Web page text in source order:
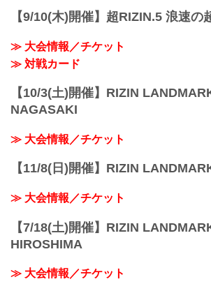
【9/10(木)開催】超RIZIN.5 浪速の
≫ 大会情報／チケット
≫ 対戦カード
【10/3(土)開催】RIZIN
NAGASAKI
≫ 大会情報／チケット
【11/8(日)開催】RIZIN
≫ 大会情報／チケット
【7/18(土)開催】RIZIN
HIROSHIMA
≫ 大会情報／チケット